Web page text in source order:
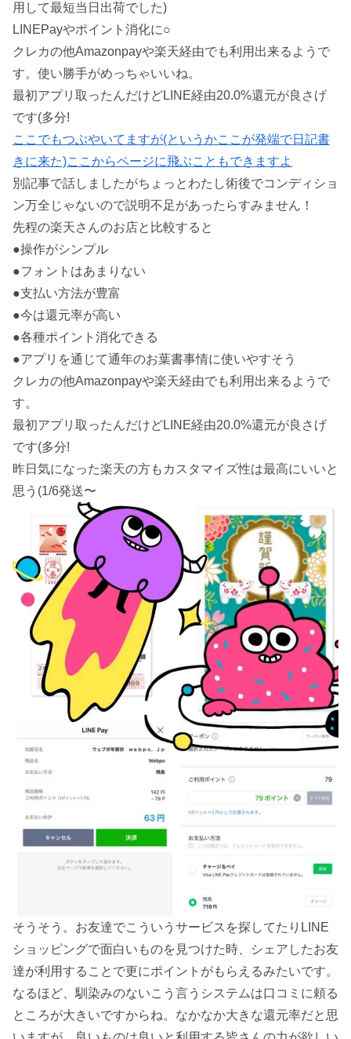
用して最短当日出荷でした)
LINEPayやポイント消化に○
クレカの他Amazonpayや楽天経由でも利用出来るようで
す。使い勝手がめっちゃいいね。
最初アプリ取ったんだけどLINE経由20.0%還元が良さげ
です(多分!
ここでもつぶやいてますが(というかここが発端で日記書
きに来た)ここからページに飛ぶこともできますよ
別記事で話しましたがちょっとわたし術後でコンディショ
ン万全じゃないので説明不足があったらすみません！
先程の楽天さんのお店と比較すると
●操作がシンプル
●フォントはあまりない
●支払い方法が豊富
●今は還元率が高い
●各種ポイント消化できる
●アプリを通じて通年のお葉書事情に使いやすそう
クレカの他Amazonpayや楽天経由でも利用出来るようで
す。
最初アプリ取ったんだけどLINE経由20.0%還元が良さげ
です(多分!
昨日気になった楽天の方もカスタマイズ性は最高にいいと
思う(1/6発送〜
そうそう。お友達でこういうサービスを探してたりLINE
ショッピングで面白いものを見つけた時、シェアしたお友
達が利用することで更にポイントがもらえるみたいです。
なるほど、馴染みのないこう言うシステムは口コミに頼る
ところが大きいですからね。なかなか大きな還元率だと思